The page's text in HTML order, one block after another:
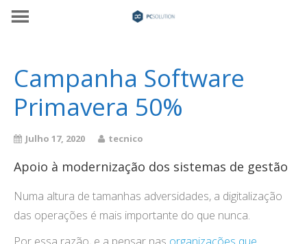
Campanha Software
Primavera 50%
Julho 17, 2020 tecnico
Apoio à modernização dos sistemas de gestão
Numa altura de tamanhas adversidades, a digitalização
das operações é mais importante do que nunca.